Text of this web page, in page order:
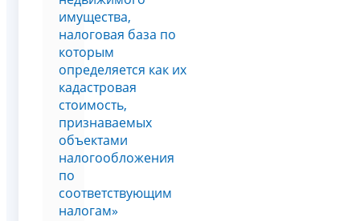
имущества,
налоговая база по
которым
определяется как их
кадастровая
стоимость,
признаваемых
объектами
налогообложения
по
соответствующим
налогам»